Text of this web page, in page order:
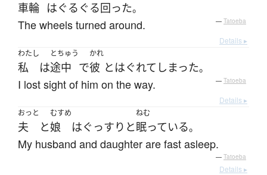
車輪 はぐるぐる回った。
The wheels turned around. — Tatoeba
Details ▸
わたし
私 は
とちゅう
途中 で
かれ
彼 とはぐれて しまった。
I lost sight of him on the way. — Tatoeba
Details ▸
おっと
夫 と
むすめ
娘 はぐっすりと
ねむ
眠っている。
My husband and daughter are fast asleep.
— Tatoeba
Details ▸